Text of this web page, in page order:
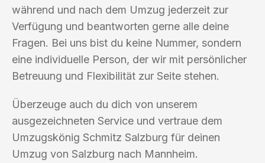
während und nach dem Umzug jederzeit zur
Verfügung und beantworten gerne alle deine
Fragen. Bei uns bist du keine Nummer, sondern
eine individuelle Person, der wir mit persönlicher
Betreuung und Flexibilität zur Seite stehen.
Überzeuge auch du dich von unserem
ausgezeichneten Service und vertraue dem
Umzugskönig Schmitz Salzburg für deinen
Umzug von Salzburg nach Mannheim.